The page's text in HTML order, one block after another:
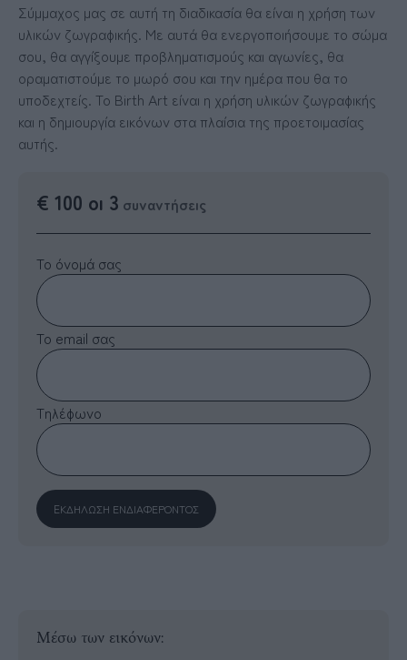
Σύμμαχος μας σε αυτή τη διαδικασία θα είναι η χρήση των
υλικών ζωγραφικής. Με αυτά θα ενεργοποιήσουμε το σώμα
σου, θα αγγίξουμε προβληματισμούς και αγωνίες, θα
οραματιστούμε το μωρό σου και την ημέρα που θα το
υποδεχτείς. Το Birth Art είναι η χρήση υλικών ζωγραφικής
και η δημιουργία εικόνων στα πλαίσια της προετοιμασίας
αυτής.
€ 100 οι 3 συναντήσεις
Το όνομά σας
Το email σας
Τηλέφωνο
Μέσω των εικόνων: